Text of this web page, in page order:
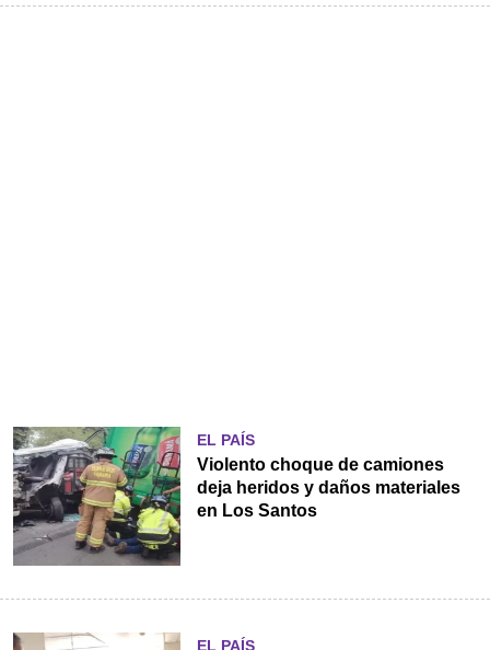
EL PAÍS
Violento choque de camiones
deja heridos y daños materiales
en Los Santos
EL PAÍS